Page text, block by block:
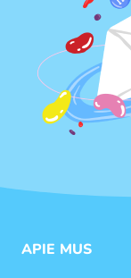
APIE MUS